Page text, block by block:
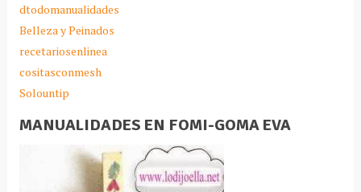
dtodomanualidades
Belleza y Peinados
recetariosenlinea
cositasconmesh
Solountip
MANUALIDADES EN FOMI-GOMA EVA